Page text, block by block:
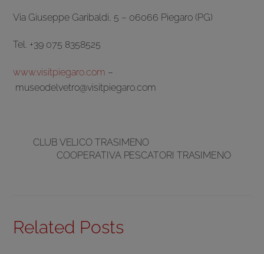
Via Giuseppe Garibaldi, 5 – 06066 Piegaro (PG)
Tel. +39 075 8358525
www.visitpiegaro.com –
museodelvetro@visitpiegaro.com
CLUB VELICO TRASIMENO
COOPERATIVA PESCATORI TRASIMENO
Related Posts